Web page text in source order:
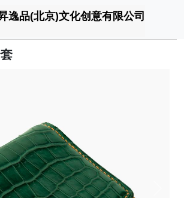
逸品(北京)文化创意有限公司